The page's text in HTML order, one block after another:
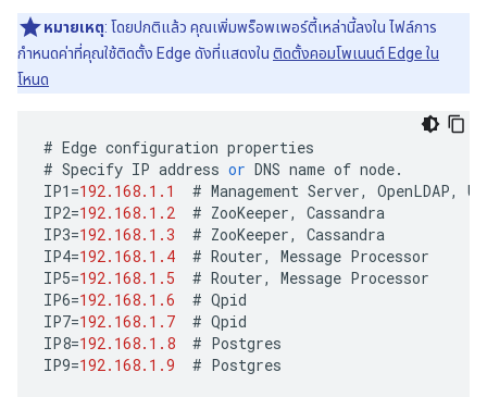
หมายเหตุ: โดยปกติแล้ว คุณเพิ่มพร็อพเพอร์ตี้เหล่านี้ลงใน ไฟล์การ
กำหนดค่าที่คุณใช้ติดตั้ง Edge ดังที่แสดงใน ติดตั้งคอมโพเนนต์ Edge ใน
โหนด
# Edge configuration properties
# Specify IP address or DNS name of node.
IP1 =192.168.1.1 # Management Server, OpenLDAP, UI
IP2=192.168.1.2 # ZooKeeper,
Cassandra
IP3=192.168.1.3 # ZooKeeper,
Cassandra
IP4=192.168.1.4 # Router, Message Processor
IP5=192.168.1.5 # Router, Message Processor
IP6=192.168.1.6 # Qpid
IP7=192.168.1.7 # Qpid
IP8=192.168.1.8 # Postgres
IP9=192.168.1.9 # Postgres